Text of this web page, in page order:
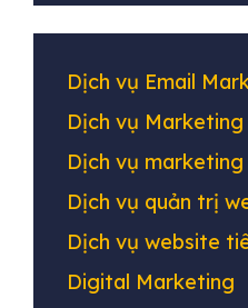
Dịch vụ Email
Dịch vụ Marketing
Dịch vụ
Dịch vụ quản trị
Dịch vụ website
Digital Marketing